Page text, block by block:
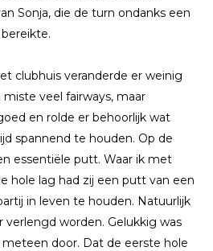
Sonja, die de turn ondanks een
clubhuis veranderde er weinig
miste veel fairways, maar
en rolde er behoorlijk wat
spannend te houden. Op de
essentiële putt. Waar ik met
hole lag had zij een putt van een
in leven te houden. Natuurlijk
worden. Gelukkig was
door. Dat de eerste hole